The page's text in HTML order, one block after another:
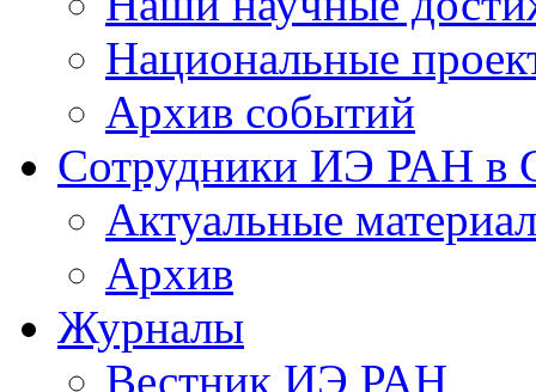
Национальные
Архив событий
Сотрудники ИЭ РАН
Актуальные
Архив
Журналы
Вестник ИЭ РАН